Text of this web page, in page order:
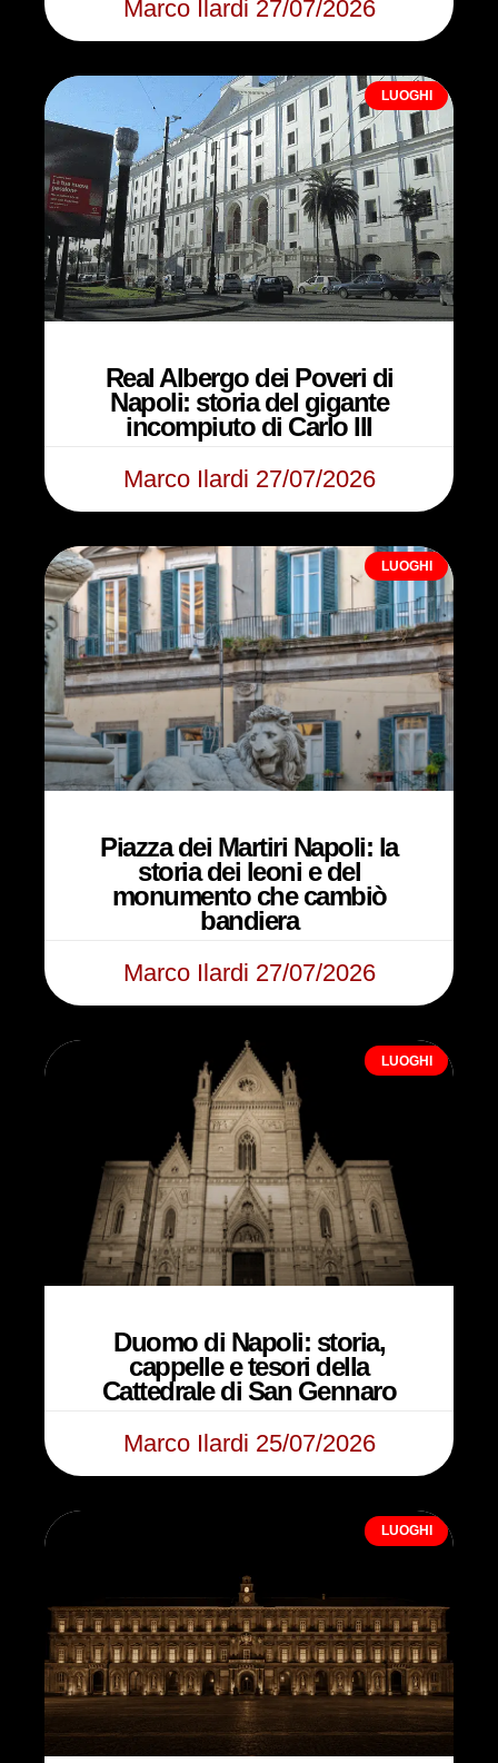
Marco Ilardi 27/07/2026
LUOGHI
Real Albergo dei Poveri di
Napoli: storia del gigante
incompiuto di Carlo III
Marco Ilardi 27/07/2026
LUOGHI
Piazza dei Martiri Napoli: la
storia dei leoni e del
monumento che cambiò
bandiera
Marco Ilardi 27/07/2026
LUOGHI
Duomo di Napoli: storia,
cappelle e tesori della
Cattedrale di San Gennaro
Marco Ilardi 25/07/2026
LUOGHI